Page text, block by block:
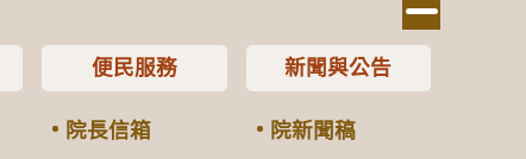
便民服務
院長信箱
新聞與公告
院新聞稿